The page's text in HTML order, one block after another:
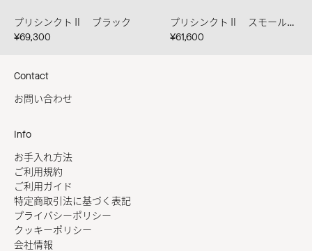
プリシンクトⅡ ブラック
¥69,300
プリシンクトⅡ スモール カカオ
¥61,600
Contact
お問い合わせ
Info
お手入れ方法
ご利用規約
ご利用ガイド
特定商取引法に基づく表記
プライバシーポリシー
クッキーポリシー
会社情報